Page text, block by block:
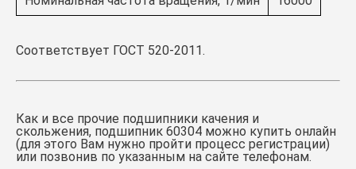
Соответствует ГОСТ 520-2011.
Как и все прочие подшипники качения и
скольжения, подшипник 60304 можно купить онлайн
(для этого Вам нужно пройти процесс регистрации)
или позвонив по указанным на сайте телефонам.